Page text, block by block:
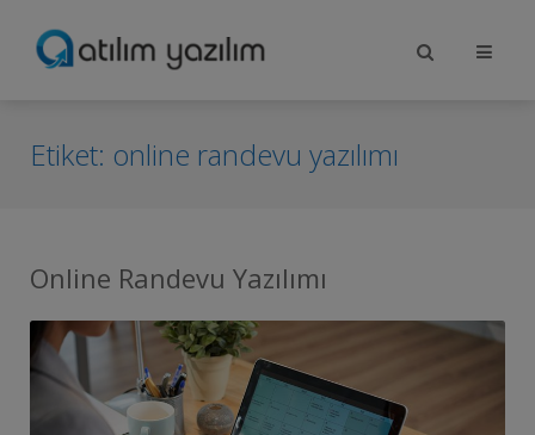
Etiket: online randevu yazılımı
Online Randevu Yazılımı